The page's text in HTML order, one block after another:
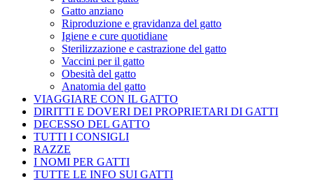
Gatto anziano
Riproduzione e gravidanza del gatto
Igiene e cure quotidiane
Sterilizzazione e castrazione del gatto
Vaccini per il gatto
Obesità del gatto
Anatomia del gatto
VIAGGIARE CON IL GATTO
DIRITTI E DOVERI DEI PROPRIETARI DI GATTI
DECESSO DEL GATTO
TUTTI I CONSIGLI
RAZZE
I NOMI PER GATTI
TUTTE LE INFO SUI GATTI